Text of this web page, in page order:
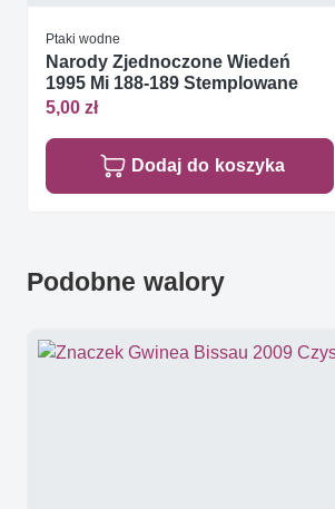
Ptaki wodne
Narody Zjednoczone Wiedeń
1995 Mi 188-189 Stemplowane
5,00 zł
Dodaj do koszyka
Podobne walory